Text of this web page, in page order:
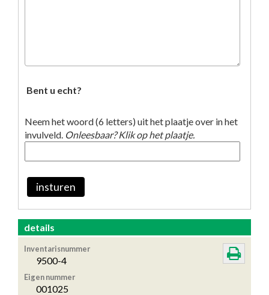
Bent u echt?
Neem het woord (6 letters) uit het plaatje over in het
invulveld. Onleesbaar? Klik op het plaatje.
insturen
details
Inventarisnummer
9500-4
Eigen nummer
001025